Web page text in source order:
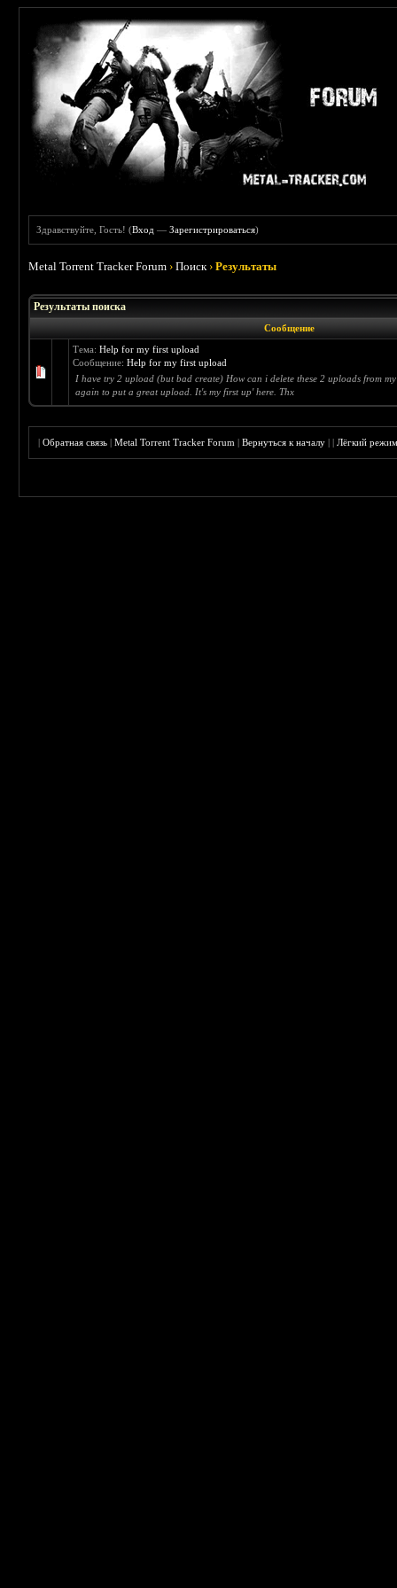
Здравствуйте, Гость! (Вход —Зарегистрироваться)
Metal Torrent Tracker Forum ›Поиск ›Результаты
Результаты поиска
Сообщение
Тема:Help for my first upload
Сообщение:Help for my first upload
I have try 2 upload (but bad create) How can i delete these 2 uploads from
again to put a great upload. It's my first up' here. Thx
|Обратная связь |Metal Torrent Tracker Forum |Вернуться к началу ||Лёгкий